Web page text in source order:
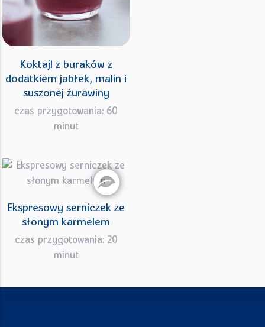
Koktajl z buraków z
dodatkiem jabłek, malin i
suszonej żurawiny
czas przygotowania: 60
minut
Ekspresowy serniczek ze
słonym karmelem
czas przygotowania: 20
minut